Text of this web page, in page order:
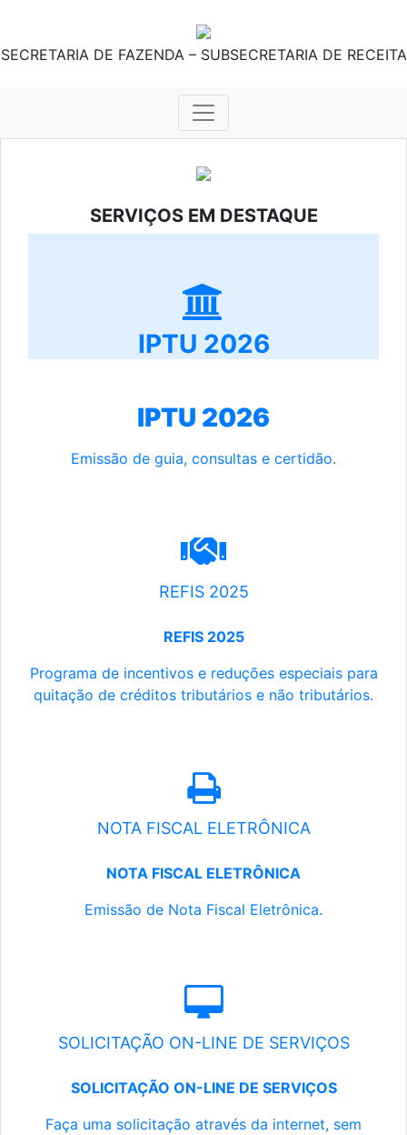
SECRETARIA DE FAZENDA – SUBSECRETARIA DE RECEITA
SERVIÇOS EM DESTAQUE
IPTU 2026
IPTU 2026
Emissão de guia, consultas e certidão.
REFIS 2025
REFIS 2025
Programa de incentivos e reduções especiais para
quitação de créditos tributários e não tributários.
NOTA FISCAL ELETRÔNICA
NOTA FISCAL ELETRÔNICA
Emissão de Nota Fiscal Eletrônica.
SOLICITAÇÃO ON-LINE DE SERVIÇOS
SOLICITAÇÃO ON-LINE DE SERVIÇOS
Faça uma solicitação através da internet, sem